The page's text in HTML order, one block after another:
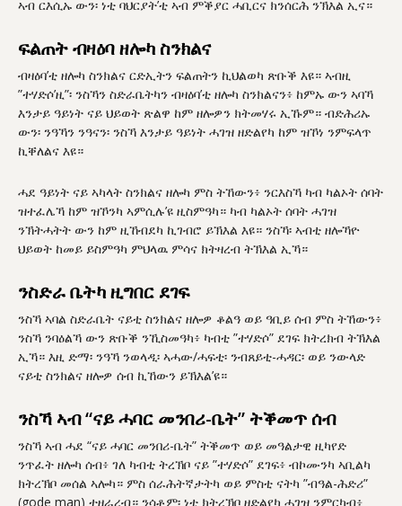
ኣብ ርእሲኡ ውን፡ ነቲ ባህርያት’ቲ ኣብ ምቕያር ሓቢርና ክንሰርሕ ንኽእል ኢና።
ፍልጠት ብዛዕባ ዘሎካ ስንክልና
ብዛዕባ’ቲ ዘሎካ ስንክልና ርድኢትን ፍልጠትን ኪህልወካ ጽቡቕ እዩ። ኣብዚ
”ተሃድሶ’ዚ”፡ ንስኻን ስድራቤትካን ብዛዕባ’ቲ ዘሎካ ስንክልናን፥ ከምኡ ውን ኣባኻ
እንታይ ዓይነት ናይ ህይወት ጽልዋ ከም ዘሎዎን ክትመሃሩ ኢኹም። ብድሕሪኡ
ውን፡ ንዓኻን ንዓናን፡ ንስኻ እንታይ ዓይነት ሓገዝ ዘድልየካ ከም ዝኾነ ንምፍላጥ
ኪቐለልና እዩ።
ሓደ ዓይነት ናይ ኣካላት ስንክልና ዘሎካ ምስ ትኸውን፥ ንርእስኻ ካብ ካልኦት ሰባት
ዝተፈሌኻ ከም ዝኾንካ ኣምሲሉ’ዩ ዚስምዓካ። ካብ ካልኦት ሰባት ሓገዝ
ንኽትሓትት ውን ከም ዚኸብደካ ኪገብሮ ይኽእል እዩ። ንስኻ፡ ኣብቲ ዘሎኻዮ
ህይወት ከመይ ይስምዓካ ምህላዉ ምሳና ክትዛረብ ትኽእል ኢኻ።
ንስድራ ቤትካ ዚግበር ደገፍ
ንስኻ ኣባል ስድራቤት ናይቲ ስንክልና ዘሎዎ ቆልዓ ወይ ዓቢይ ሰብ ምስ ትኸውን፥
ንስኻ ንባዕልኻ ውን ጽቡቕ ንኺስመዓካ፥ ካብቲ ”ተሃድሶ” ደገፍ ክትረክብ ትኽእል
ኢኻ። እዚ ድማ፡ ንዓኻ ንወላዲ፡ ኣሓው/ሓፍቲ፡ ንብጸይቲ-ሓዳር፡ ወይ ንውላድ
ናይቲ ስንክልና ዘሎዎ ሰብ ኪኸውን ይኽእል’ዩ።
ንስኻ ኣብ “ናይ ሓባር መንበሪ-ቤት” ትቕመጥ ሰብ
ንስኻ ኣብ ሓደ “ናይ ሓባር መንበሪ-ቤት” ትቕመጥ ወይ መዓልታዊ ዚካየድ
ንጥፈት ዘሎካ ሰብ፥ ገለ ካብቲ ትረኽቦ ናይ ”ተሃድሶ” ደገፍ፥ ብኮሙንካ ኣቢልካ
ክትረኽቦ መሰል ኣሎካ። ምስ ሰራሕትኛታትካ ወይ ምስቲ ናትካ ”ብዓል-ሕድሪ”
(gode man) ተዘራረብ። ንሳቶም፡ ነቲ ክትረኽቦ ዘድልየካ ሓገዝ ንምርካብ፥